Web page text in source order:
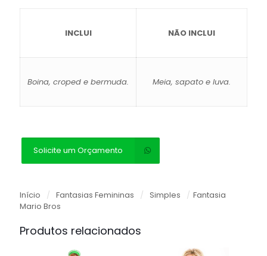
INCLUI NÃO INCLUI
Boina, croped e bermuda. Meia, sapato e luva.
Solicite um Orçamento
Início / Fantasias Femininas / Simples / Fantasia
Mario Bros
Produtos relacionados